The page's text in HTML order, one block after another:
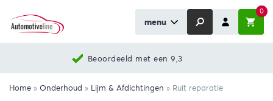
menu
0
Beoordeeld met een 9,3
Home » Onderhoud » Lijm & Afdichtingen » Ruit reparatie